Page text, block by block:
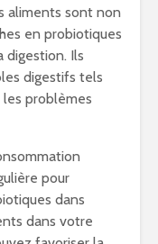
aliments sont non
en probiotiques
digestion. Ils
digestifs tels
problèmes
pour
dans
dans votre